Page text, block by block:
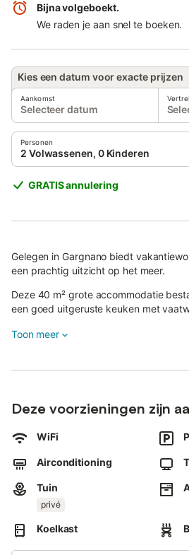
Bijna volgeboekt.
We raden je aan snel te boeken.
Kies een datum voor exacte prijzen
Aankomst
Selecteer datum
Personen
2 Volwassenen, 0 Kinderen
GRATIS annulering
Gelegen in Gargnano biedt
een prachtig uitzicht op het meer.
Deze 40 m² grote accommodatie
een goed uitgeruste keuken met
meer, en een barbecue.
Er is een laadpaal voor elektrische
De elektriciteit in de woning wordt
energie.
Toon meer
Deze voorzieningen zijn
WiFi
Airconditioning
Tuin
privé
Koelkast